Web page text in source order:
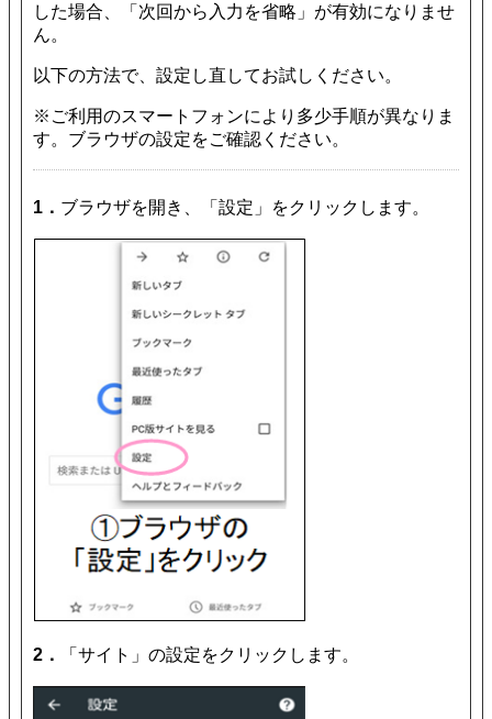
した場合、「次回から入力を省略」が有効になりませ
ん。
以下の方法で、設定し直してお試しください。
※ご利用のスマートフォンにより多少手順が異なりま
す。ブラウザの設定をご確認ください。
1． ブラウザを開き、「設定」をクリックします。
2． 「サイト」の設定をクリックします。